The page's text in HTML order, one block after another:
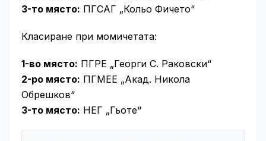
3-то място: ПГСАГ „Кольо Фичето“
Класиране при момичетата:
1-во място: ПГРЕ „Георги С. Раковски“
2-ро място: ПГМЕЕ „Акад. Никола
Обрешков“
3-то място: НЕГ „Гьоте“